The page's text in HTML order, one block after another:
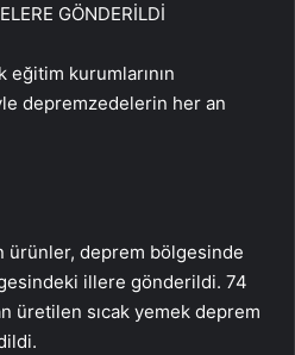
GÖNDERİLDİ
eğitim kurumlarının
depremzedelerin her an
ürünler, deprem bölgesinde
illere gönderildi. 74
üretilen sıcak yemek deprem